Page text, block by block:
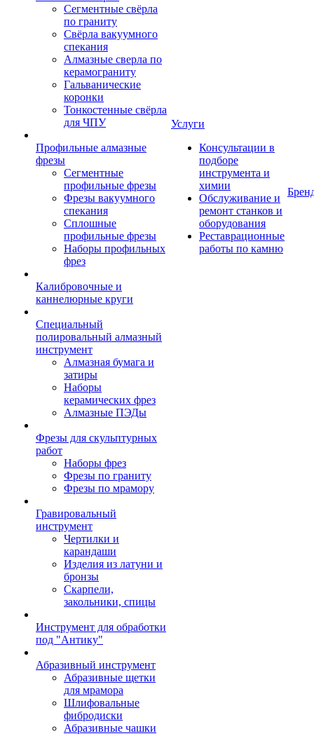
Сегментные свёрла
по граниту
Свёрла вакуумного
спекания
Алмазные сверла по
керамограниту
Гальванические
коронки
Тонкостенные свёрла
для ЧПУ
Профильные алмазные
фрезы
Сегментные
профильные фрезы
Фрезы вакуумного
спекания
Сплошные
профильные фрезы
Наборы профильных
фрез
Калибровочные и
каннелюрные круги
Специальный
полировальный алмазный
инструмент
Алмазная бумага и
затиры
Наборы
керамических фрез
Алмазные ПЭДы
Фрезы для скульптурных
работ
Наборы фрез
Фрезы по граниту
Фрезы по мрамору
Гравировальный
инструмент
Чертилки и
карандаши
Изделия из латуни и
бронзы
Скарпели,
закольники, спицы
Инструмент для обработки
под "Антику"
Абразивный инструмент
Абразивные щетки
для мрамора
Шлифовальные
фибродиски
Абразивные чашки
Услуги
Консультации в
подборе
инструмента и
химии
Обслуживание и
ремонт станков и
оборудования
Реставрационные
работы по камню